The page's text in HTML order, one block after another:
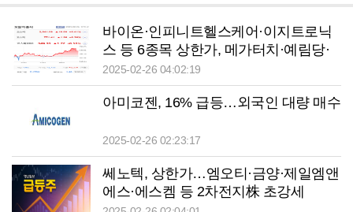
바이온·인피니트헬스케어·이지트로닉
스 등 6종목 상한가, 메가터치·예림당·
에이텀·엔시트론 등 큰 폭 상승 마감
2025-02-26 04:02:19
아미코젠, 16% 급등…외국인 대량 매수
2025-02-26 02:23:17
쎄노텍, 상한가…엠오티·금양·제일엠앤
에스·에스켐 등 2차전지株 초강세